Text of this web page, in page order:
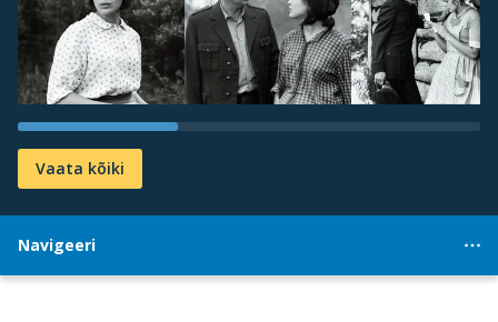
Vaata kõiki
Navigeeri